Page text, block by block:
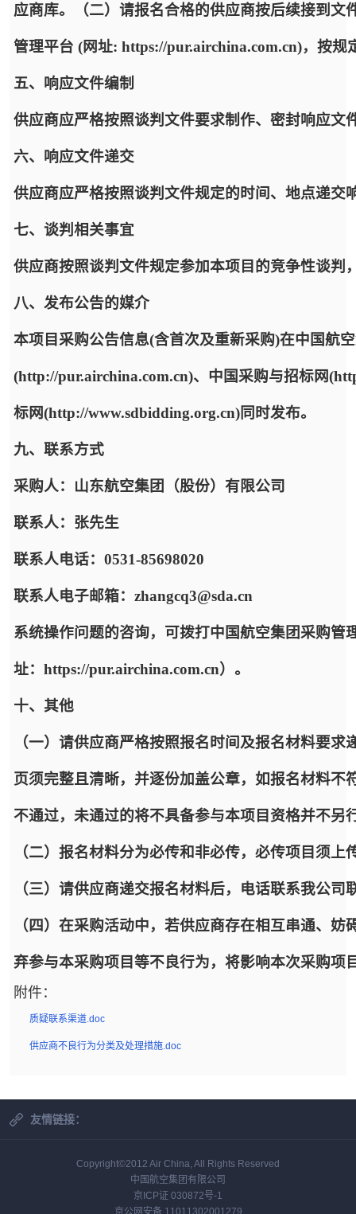
应商库。（二）请报名合格的供应商按后续接到
管理平台 (网址: https://pur.airchina.com.cn)，按
五、响应文件编制
供应商应严格按照谈判文件要求制作、密封响应文
六、响应文件递交
供应商应严格按照谈判文件规定的时间、地点递交
七、谈判相关事宜
供应商按照谈判文件规定参加本项目的竞争性谈判
八、发布公告的媒介
本项目采购公告信息(含首次及重新采购)在中国航
(http://pur.airchina.com.cn)、中国采购与招标网
标网(http://www.sdbidding.org.cn)同时发布。
九、联系方式
采购人：山东航空集团（股份）有限公司
联系人：张先生
联系人电话：0531-85698020
联系人电子邮箱：zhangcq3@sda.cn
系统操作问题的咨询，可拨打中国航空集团采购
址：https://pur.airchina.com.cn）。
十、其他
（一）请供应商严格按照报名时间及报名材料要
页须完整且清晰，并逐份加盖公章，如报名材料
不通过，未通过的将不具备参与本项目资格并不另
（二）报名材料分为必传和非必传，必传项目须上
（三）请供应商递交报名材料后，电话联系我公
（四）在采购活动中，若供应商存在相互串通、
弃参与本采购项目等不良行为，将影响本次采购
附件：
质疑联系渠道.doc
供应商不良行为分类及处理措施.doc
友情链接：
Copyright©2012 Air China, All Rights Reserved
中国航空集团有限公司
京ICP证 030872号-1
京公网安备 11011302001279